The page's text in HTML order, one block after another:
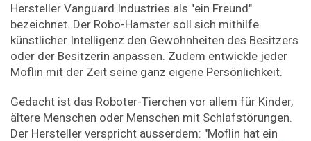
Hersteller Vanguard Industries als "ein Freund"
bezeichnet. Der Robo-Hamster soll sich mithilfe
künstlicher Intelligenz den Gewohnheiten des Besitzers
oder der Besitzerin anpassen. Zudem entwickle jeder
Moflin mit der Zeit seine ganz eigene Persönlichkeit.
Gedacht ist das Roboter-Tierchen vor allem für Kinder,
ältere Menschen oder Menschen mit Schlafstörungen.
Der Hersteller verspricht ausserdem: "Moflin hat ein